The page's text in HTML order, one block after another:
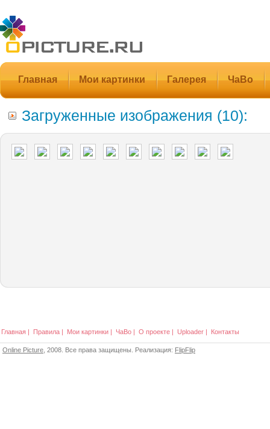
Главная Мои картинки Галерея ЧаВо
Загруженные изображения (10):
Главная | Правила | Мои картинки | ЧаВо | О проекте | Uploader | Контакты
Online Picture , 2008. Все права защищены. Реализация: FlipFlip